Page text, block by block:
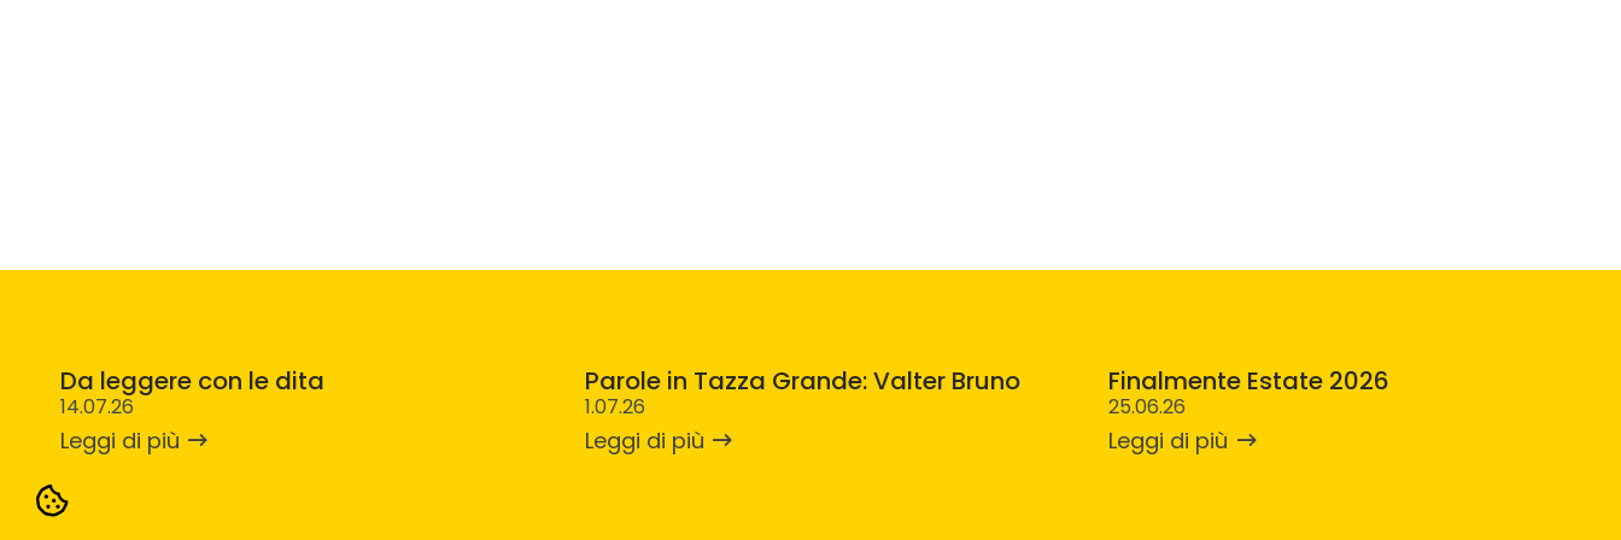
Da leggere con le dita
14.07.26
Leggi di più
Parole in Tazza Grande: Valter Bruno
1.07.26
Leggi di più
Finalmente Estate 2026
25.06.26
Leggi di più